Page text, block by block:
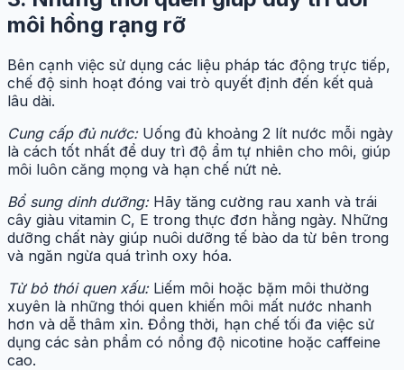
môi hồng rạng rỡ
Bên cạnh việc sử dụng các liệu pháp tác động trực tiếp,
chế độ sinh hoạt đóng vai trò quyết định đến kết quả
lâu dài.
Cung cấp đủ nước:Uống đủ khoảng 2 lít nước mỗi ngày
là cách tốt nhất để duy trì độ ẩm tự nhiên cho môi, giúp
môi luôn căng mọng và hạn chế nứt nẻ.
Bổ sung dinh dưỡng:Hãy tăng cường rau xanh và trái
cây giàu vitamin C, E trong thực đơn hằng ngày. Những
dưỡng chất này giúp nuôi dưỡng tế bào da từ bên trong
và ngăn ngừa quá trình oxy hóa.
Từ bỏ thói quen xấu:Liếm môi hoặc bặm môi thường
xuyên là những thói quen khiến môi mất nước nhanh
hơn và dễ thâm xỉn. Đồng thời, hạn chế tối đa việc sử
dụng các sản phẩm có nồng độ nicotine hoặc caffeine
cao.